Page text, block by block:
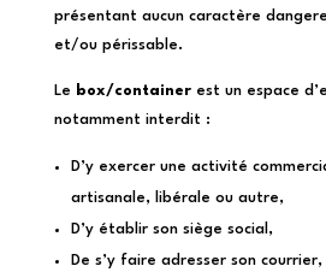
présentant aucun caractère
et/ou périssable.
Le box/containerest un espace
notamment interdit :
D’y exercer une activité
artisanale, libérale ou autre,
D’y établir son siège social,
De s’y faire adresser son courrier,